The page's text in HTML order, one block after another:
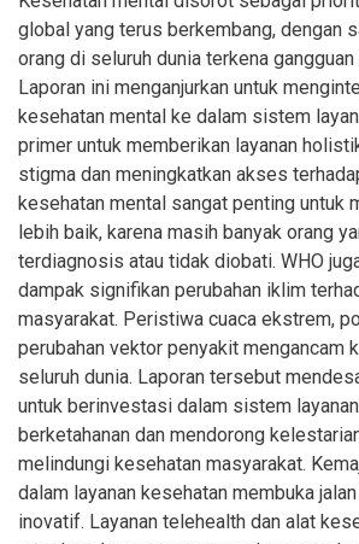
global yang terus berkembang, dengan
orang di seluruh dunia terkena
Laporan ini menganjurkan untuk
kesehatan mental ke dalam sistem
primer untuk memberikan layanan
stigma dan meningkatkan akses
kesehatan mental sangat penting untuk
lebih baik, karena masih banyak orang
terdiagnosis atau tidak diobati. WHO
dampak signifikan perubahan iklim
masyarakat. Peristiwa cuaca ekstrem,
perubahan vektor penyakit mengancam
seluruh dunia. Laporan tersebut
untuk berinvestasi dalam sistem
berketahanan dan mendorong
melindungi kesehatan masyarakat.
dalam layanan kesehatan membuka
inovatif. Layanan telehealth dan alat